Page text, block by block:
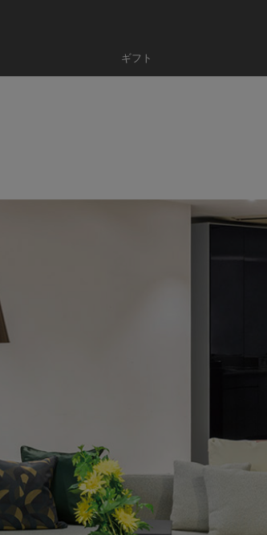
ギフト